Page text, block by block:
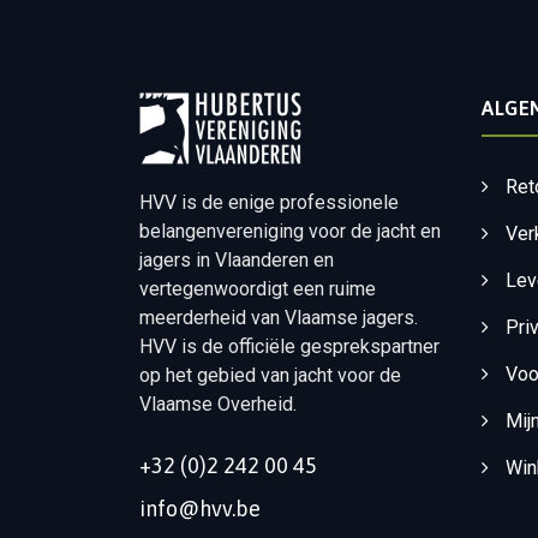
HVV is de enige professionele
belangenvereniging voor de jacht en
jagers in Vlaanderen en
vertegenwoordigt een ruime
meerderheid van Vlaamse jagers.
HVV is de officiële gesprekspartner
op het gebied van jacht voor de
Vlaamse Overheid.
+32 (0)2 242 00 45
info@hvv.be